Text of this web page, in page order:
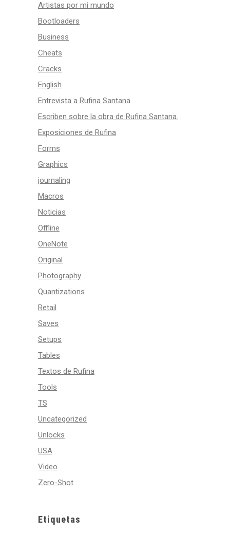
Artistas por mi mundo
Bootloaders
Business
Cheats
Cracks
English
Entrevista a Rufina Santana
Escriben sobre la obra de Rufina Santana.
Exposiciones de Rufina
Forms
Graphics
journaling
Macros
Noticias
Offline
OneNote
Original
Photography
Quantizations
Retail
Saves
Setups
Tables
Textos de Rufina
Tools
TS
Uncategorized
Unlocks
USA
Video
Zero-Shot
Etiquetas